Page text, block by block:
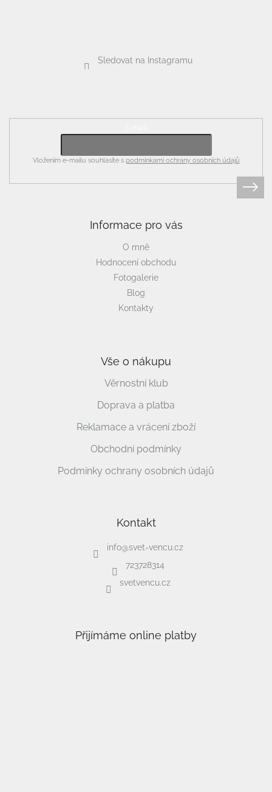
Sledovat na Instagramu
Vložením e-mailu souhlasíte s podmínkami ochrany osobních údajů
Informace pro vás
O mně
Hodnocení obchodu
Fotogalerie
Blog
Kontakty
Vše o nákupu
Věrnostní klub
Doprava a platba
Reklamace a vrácení zboží
Obchodní podmínky
Podmínky ochrany osobních údajů
Kontakt
info@svet-vencu.cz
723728314
svetvencu.cz
Přijímáme online platby